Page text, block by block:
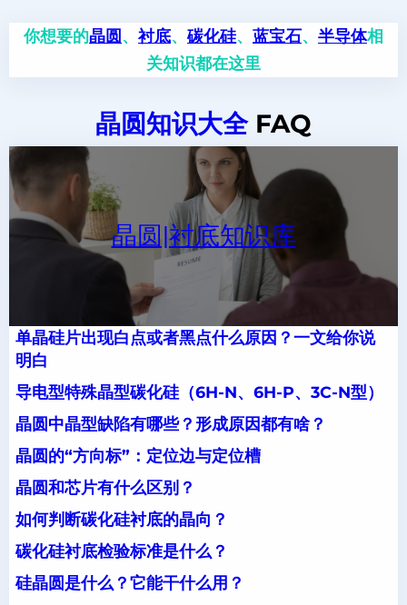
你想要的晶圆 、衬底、 碳化硅、 蓝宝石、 半导体相
关知识都在这里
晶圆知识大全FAQ
晶圆|衬底知识库
单晶硅片出现白点或者黑点什么原因？一文给你说
明白
导电型特殊晶型碳化硅（6H-N、6H-P、3C-N型）
晶圆中晶型缺陷有哪些？形成原因都有啥？
晶圆的“方向标”：定位边与定位槽
晶圆和芯片有什么区别？
如何判断碳化硅衬底的晶向？
碳化硅衬底检验标准是什么？
硅晶圆是什么？它能干什么用？